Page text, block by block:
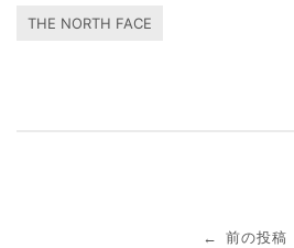
THE NORTH FACE
← 前の投稿